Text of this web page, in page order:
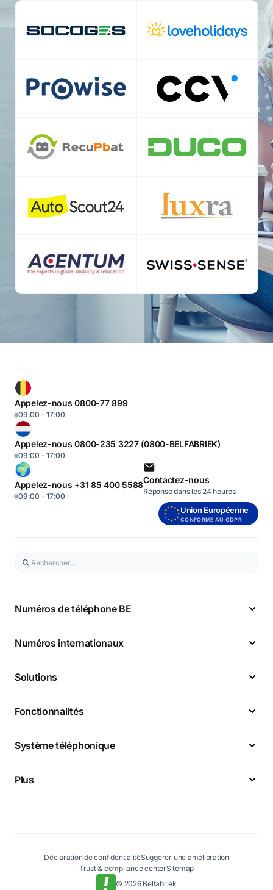
Appelez-nous 0800-77 899
09:00 - 17:00
Appelez-nous 0800-235 3227 (0800-BELFABRIEK)
09:00 - 17:00
Appelez-nous +31 85 400 5588
09:00 - 17:00
Contactez-nous
Réponse dans les 24 heures
Union Européenne
CONFORME AU GDPR
Numéros de téléphone BE
Numéros internationaux
Solutions
Fonctionnalités
Système téléphonique
Plus
© 2026 Belfabriek
Déclaration de confidentialitéSuggérer une amélioration
Trust & compliance centerSitemap